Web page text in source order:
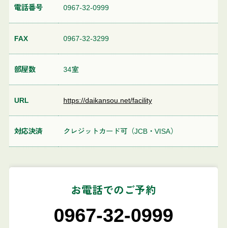
電話番号 0967-32-0999
FAX 0967-32-3299
部屋数 34室
URL https://daikansou.net/facility
対応決済 クレジットカード可（JCB・VISA）
お電話でのご予約
0967-32-0999